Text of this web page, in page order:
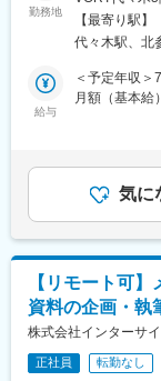
ジャーをお任
「ヒポクラ」
師専用SNS
見を得られる
・市場・競合
・新サービ
・KPIの設定
・ロードマッ
・部門間（経
※ご本人の意
所を判断して
勤務地
定める事業所
【最寄り駅】
代々木駅、北
給与
＜予定年収＞
月額（基本給
残業手当＞
円)がござい
じて上下する
記です。
気に
【リモート可
資料の企画・
株式会社インターサ
正社員 転勤なし